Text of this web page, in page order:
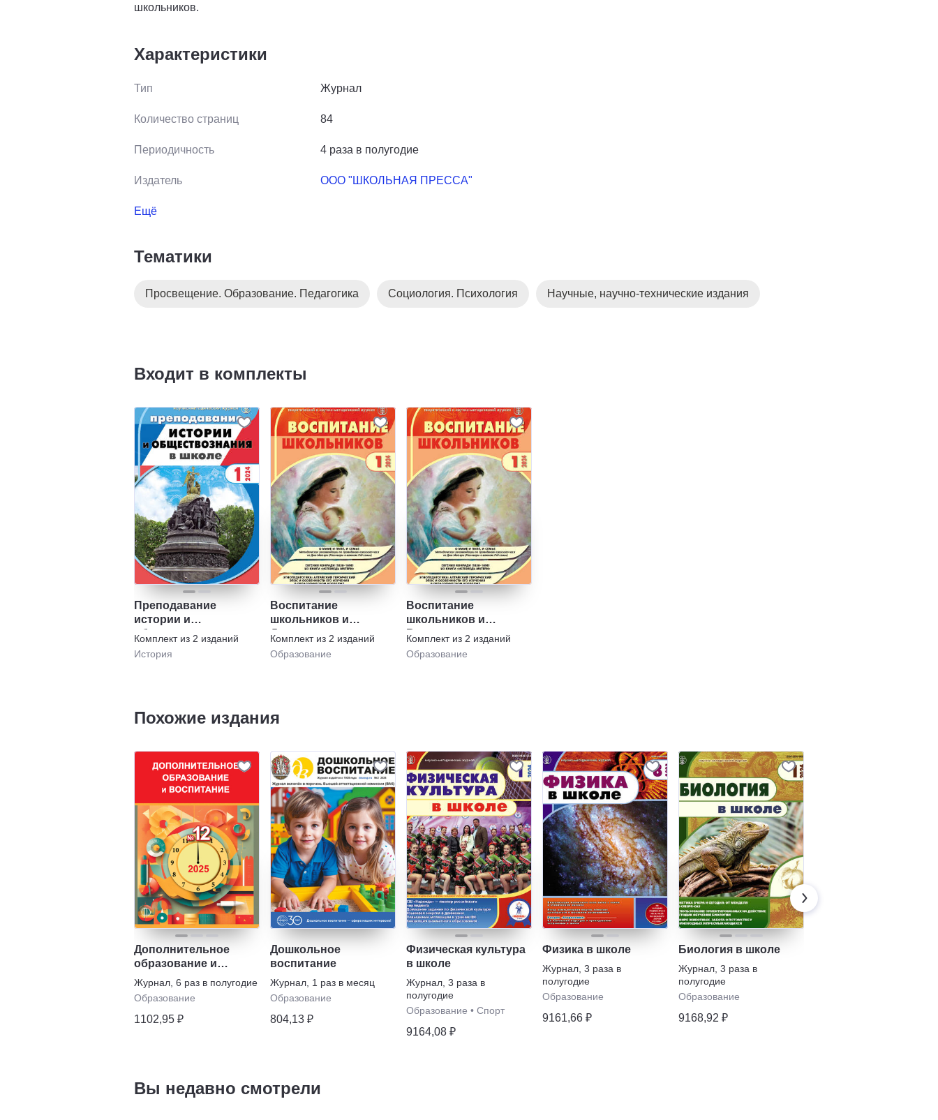
школьников.
Характеристики
Тип Журнал
Количество страниц 84
Периодичность 4 раза в полугодие
Издатель ООО "ШКОЛЬНАЯ ПРЕССА"
Ещё
Тематики
Просвещение. Образование. Педагогика Социология. Психология Научные, научно-технические издания
Входит в комплекты
Преподавание
истории и
обществознания в
школе и Воспитание
школьников
Комплект из 2 изданий
История
Воспитание
школьников и
Духовно-
нравственное
воспитание.
Комплект из 2 изданий
Образование
Воспитание
школьников и
Воспитание и
обучение детей с
нарушениями
Комплект из 2 изданий
Образование
Похожие издания
Дополнительное
образование и
воспитание с
приложением
Журнал 6 раз в полугодие
Образование
1102,95 ₽
Дошкольное
воспитание
Журнал 1 раз в месяц
Образование
804,13 ₽
Физическая культура
в школе
Журнал 3 раза в
полугодие
Образование • Спорт
9164,08 ₽
Физика в школе
Журнал 3 раза в
полугодие
Образование
9161,66 ₽
Биология в школе
Журнал 3 раза в
полугодие
Образование
9168,92 ₽
Вы недавно смотрели